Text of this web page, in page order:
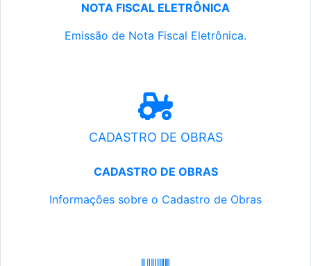
NOTA FISCAL ELETRÔNICA
Emissão de Nota Fiscal Eletrônica.
CADASTRO DE OBRAS
CADASTRO DE OBRAS
Informações sobre o Cadastro de Obras